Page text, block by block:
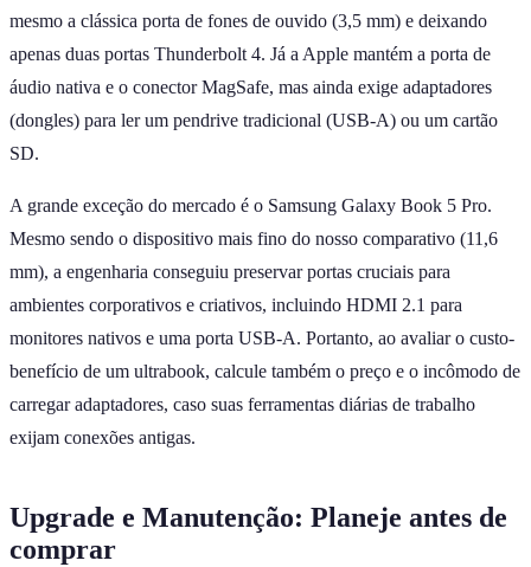
mesmo a clássica porta de fones de ouvido (3,5 mm) e deixando
apenas duas portas Thunderbolt 4. Já a Apple mantém a porta de
áudio nativa e o conector MagSafe, mas ainda exige adaptadores
(dongles) para ler um pendrive tradicional (USB-A) ou um cartão
SD.
A grande exceção do mercado é o Samsung Galaxy Book 5 Pro.
Mesmo sendo o dispositivo mais fino do nosso comparativo (11,6
mm), a engenharia conseguiu preservar portas cruciais para
ambientes corporativos e criativos, incluindo HDMI 2.1 para
monitores nativos e uma porta USB-A. Portanto, ao avaliar o custo-
benefício de um ultrabook, calcule também o preço e o incômodo de
carregar adaptadores, caso suas ferramentas diárias de trabalho
exijam conexões antigas.
Upgrade e Manutenção: Planeje antes de
comprar